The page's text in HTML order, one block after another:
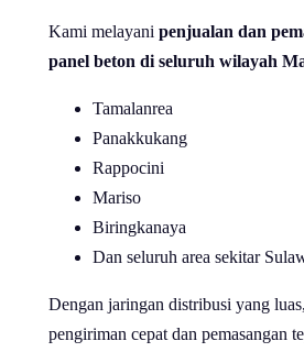
Kami melayani penjualan dan
panel beton di seluruh wilayah
Tamalanrea
Panakkukang
Rappocini
Mariso
Biringkanaya
Dan seluruh area sekitar
Dengan jaringan distribusi yang
pengiriman cepat dan pemasangan